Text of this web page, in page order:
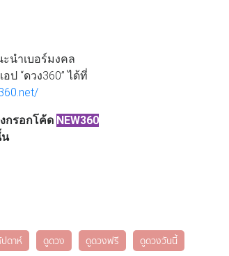
นำเบอร์มงคล
“ดวง360” ได้ที่
กรอกโค้ด NEW360
น
ดาห์ ดูดวง ดูดวงฟรี
ดูดวงวันนี้